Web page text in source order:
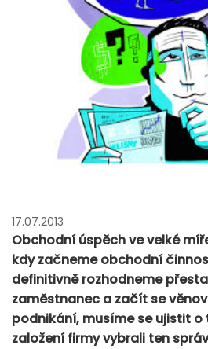
17.07.2013
Obchodní úspěch ve velké
kdy začneme obchodní
definitivně rozhodneme
zaměstnanec a začít se
podnikání, musíme se ujistit o
založení firmy vybrali ten